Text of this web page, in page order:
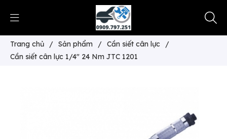
Trang chủ / Sản phẩm / Cần siết cân lực
/
Cần siết cân lực 1/4" 24 Nm JTC 1201